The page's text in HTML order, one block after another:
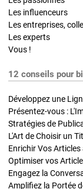
Les influenceurs
Les entreprises,
Les experts
Vous !
12 conseils pour
Développez une
Présentez-vous :
L'Art de Choisir un
Optimiser vos
Engagez la
Amplifiez la Portée